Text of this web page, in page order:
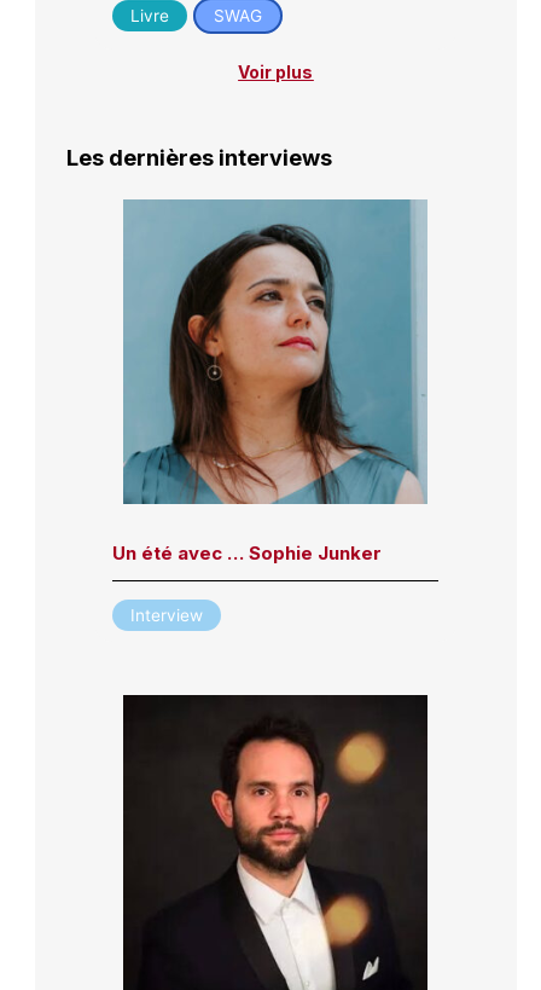
Livre SWAG
Voir plus
Les dernières interviews
Un été avec … Sophie Junker
Interview